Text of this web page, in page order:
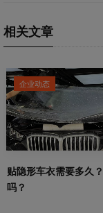
相关文章
企业动态
贴隐形车衣需要多久
吗？